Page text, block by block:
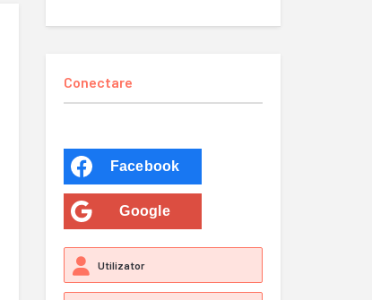
Conectare
Facebook
Google